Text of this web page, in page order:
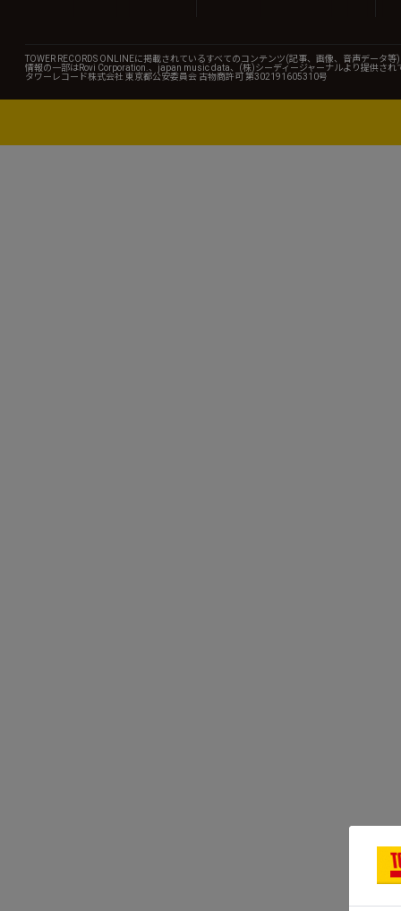
TOWER RECORDS ONLINEに掲載されているすべてのコンテンツ(記事、画像、音声データ
情報の一部はRovi Corporation.、japan music data、(株)シーディージャーナルより提供され
タワーレコード株式会社 東京都公安委員会 古物商許可 第302191605310号